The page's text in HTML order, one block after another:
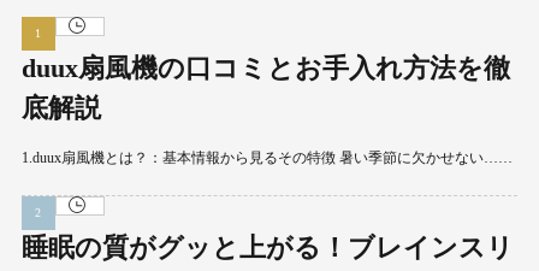
duux扇風機の口コミとお手入れ方法を徹
底解説
1.duux扇風機とは？：基本情報から見るその特徴 暑い季節に欠かせない……
睡眠の質がグッと上がる！ブレインスリ